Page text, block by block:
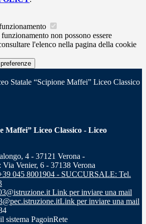
non possono essere
l'elenco nella pagina della cookie
Statale “Scipione Maffei” Liceo Classico
Maffei” Liceo Classico - Liceo
4 - 37121 Verona -
Venier, 6 - 37138 Verona
045 8001904 - SUCCURSALE: Tel.
Link per inviare una mail
Link per inviare una mail
PagoinRete